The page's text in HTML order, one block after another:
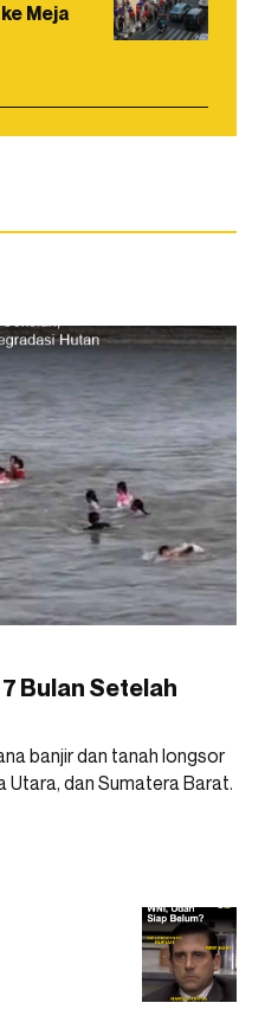
Meja
Bulan Setelah
banjir dan tanah longsor
Utara, dan Sumatera Barat.